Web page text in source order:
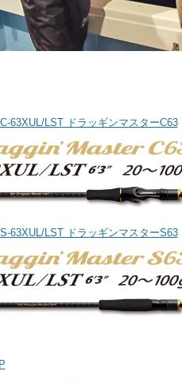
63XUL/LST ドラッギンマスターC63
63XUL/LST ドラッギンマスターS63